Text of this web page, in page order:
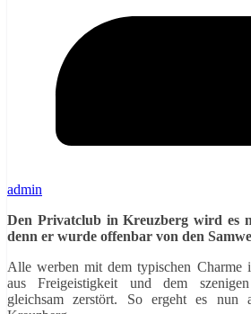
admin
Den Privatclub in Kreuzberg wird es
denn er wurde offenbar von den
Alle werben mit dem typischen Charme
aus Freigeistigkeit und dem
gleichsam zerstört. So ergeht es nun